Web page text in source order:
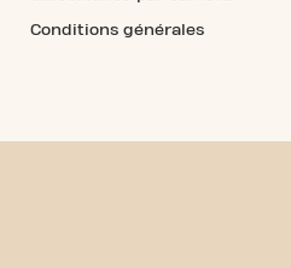
Conditions générales